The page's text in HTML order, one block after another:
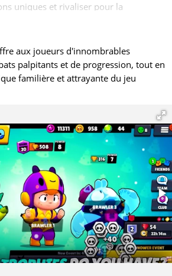
uniques et rivaliser pour la
à jour, plus intuitive et conviviale,
entre les modes, les événements
;
cartes, personnages et modes
aux joueurs d'innombrables
palpitants et de progression, tout en
familière et attrayante du jeu